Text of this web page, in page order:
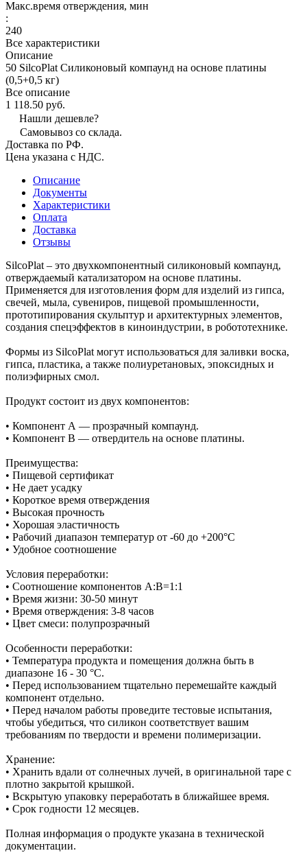
Макс.время отверждения, мин
:
240
Все характеристики
Описание
50 SilcoPlat Силиконовый компаунд на основе платины
(0,5+0,5 кг)
Все описание
1 118.50 руб.
Нашли дешевле?
Самовывоз со склада.
Доставка по РФ.
Цена указана с НДС.
Описание
Документы
Характеристики
Оплата
Доставка
Отзывы
SilcoPlat – это двухкомпонентный силиконовый компаунд,
отверждаемый катализатором на основе платины.
Применяется для изготовления форм для изделий из гипса,
свечей, мыла, сувениров, пищевой промышленности,
прототипирования скульптур и архитектурных элементов,
создания спецэффектов в киноиндустрии, в робототехнике.
Формы из SilcoPlat могут использоваться для заливки воска,
гипса, пластика, а также полиуретановых, эпоксидных и
полиэфирных смол.
Продукт состоит из двух компонентов:
• Компонент А — прозрачный компаунд.
• Компонент В — отвердитель на основе платины.
Преимущества:
• Пищевой сертификат
• Не дает усадку
• Короткое время отверждения
• Высокая прочность
• Хорошая эластичность
• Рабочий диапазон температур от -60 до +200°С
• Удобное соотношение
Условия переработки:
• Соотношение компонентов А:В=1:1
• Время жизни: 30-50 минут
• Время отверждения: 3-8 часов
• Цвет смеси: полупрозрачный
Особенности переработки:
• Температура продукта и помещения должна быть в
диапазоне 16 - 30 °C.
• Перед использованием тщательно перемешайте каждый
компонент отдельно.
• Перед началом работы проведите тестовые испытания,
чтобы убедиться, что силикон соответствует вашим
требованиям по твердости и времени полимеризации.
Хранение:
• Хранить вдали от солнечных лучей, в оригинальной таре с
плотно закрытой крышкой.
• Вскрытую упаковку переработать в ближайшее время.
• Срок годности 12 месяцев.
Полная информация о продукте указана в технической
документации.